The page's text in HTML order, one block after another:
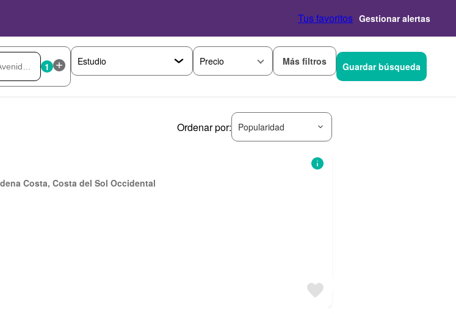
Tus favoritos Gestionar alertas
1 Precio Más filtros Guardar búsqueda
Ordenar por: Popularidad
Costa, Costa del Sol Occidental